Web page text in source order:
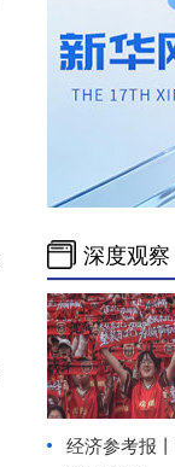
深度观察
经济参考报丨